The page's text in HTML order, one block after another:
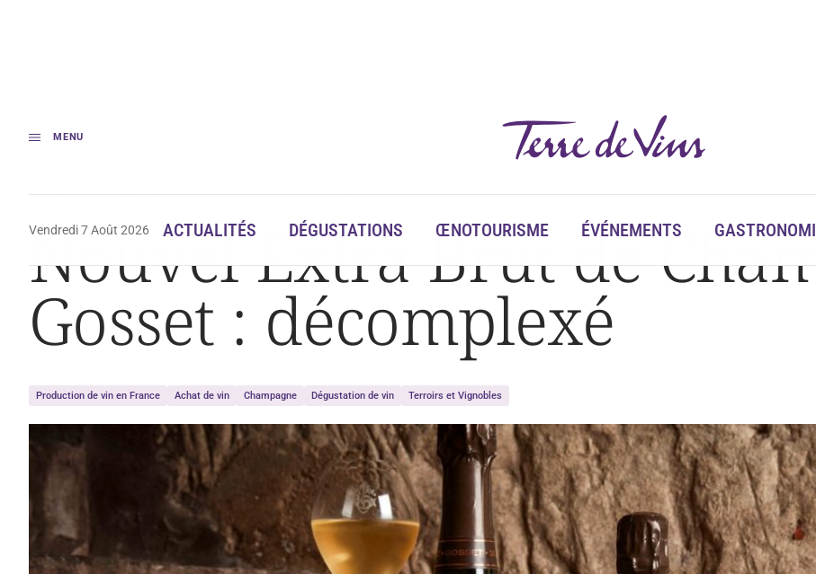
MENU
Vendredi 7 Août 2026 ACTUALITÉS DÉGUSTATIONS ŒNOTOURISME ÉVÉNEMENTS
Accueil Nouvel Extra Brut de Champagne Gosset : décomplexé
Nouvel Extra Brut de
Gosset : décomplexé
Production de vin en France Achat de vin Champagne Dégustation de vin Terroirs et Vignobles